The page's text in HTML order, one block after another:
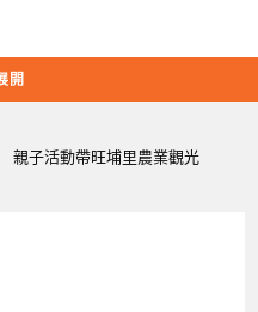
開
親子活動帶旺埔里農業觀光